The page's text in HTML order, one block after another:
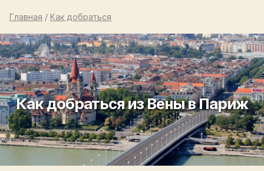
Главная / Как добраться
Как добраться из Вены в Париж